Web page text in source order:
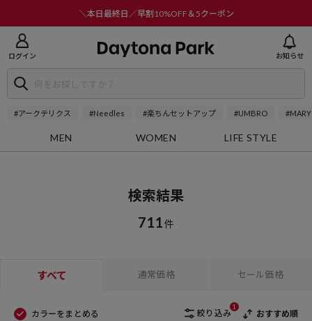
＼本日最終日／早割10%OFF＆5クーポン
ログイン お知らせ
#アークテリクス #Needles #楽ちんセットアップ #UMBRO
MEN WOMEN LIFE STYLE
検索結果
711件
すべて 通常価格 セール価格
カラーをまとめる 絞り込み
1
おすすめ順